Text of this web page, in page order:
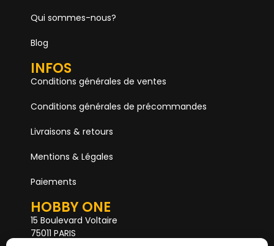
Qui sommes-nous?
Blog
INFOS
Conditions générales de ventes
Conditions générales de précommandes
Livraisons & retours
Mentions & Légales
Paiements
HOBBY ONE
15 Boulevard Voltaire
75011 PARIS